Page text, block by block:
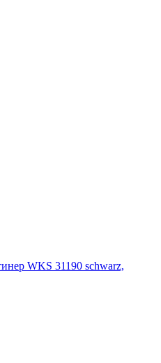
WKS 31190 schwarz,